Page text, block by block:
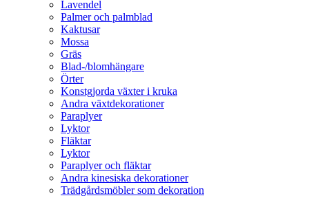
Lavendel
Palmer och palmblad
Kaktusar
Mossa
Gräs
Blad-/blomhängare
Örter
Konstgjorda växter i kruka
Andra växtdekorationer
Paraplyer
Lyktor
Fläktar
Lyktor
Paraplyer och fläktar
Andra kinesiska dekorationer
Trädgårdsmöbler som dekoration